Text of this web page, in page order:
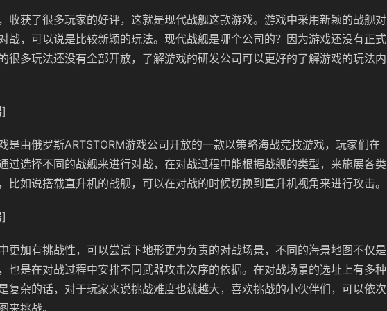
收获了很多玩家的好评，这就是现代战舰这款游戏。游戏中采用新颖的战舰对
战，可以说是比较新颖的玩法。现代战舰是哪个公司的？因为游戏还没有正式
很多玩法还没有全部开放，了解游戏的研发公司可以更好的了解游戏的玩法内
是由俄罗斯ARTSTORM游戏公司开放的一款以策略海战竞技游戏，玩家们在
过选择不同的战舰来进行对战，在对战过程中能根据战舰的类型，来施展各类
比如说搭载直升机的战舰，可以在对战的时候切换到直升机视角来进行攻击。
更加有挑战性，可以尝试下地形更为负责的对战场景，不同的海景地图不仅是
也是在对战过程中安排不同武器攻击次序的依据。在对战场景的选址上有多种
复杂的话，对于玩家来说挑战难度也就越大，喜欢挑战的小伙伴们，可以依次
来挑战。